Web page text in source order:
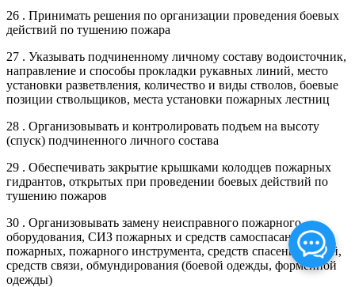
26 . Принимать решения по организации проведения боевых
действий по тушению пожара
27 . Указывать подчиненному личному составу водоисточник,
направление и способы прокладки рукавных линий, место
установки разветвления, количество и виды стволов, боевые
позиции ствольщиков, места установки пожарных лестниц
28 . Организовывать и контролировать подъем на высоту
(спуск) подчиненного личного состава
29 . Обеспечивать закрытие крышками колодцев пожарных
гидрантов, открытых при проведении боевых действий по
тушению пожаров
30 . Организовывать замену неисправного пожарного
оборудования, СИЗ пожарных и средств самоспасания
пожарных, пожарного инструмента, средств спасения людей,
средств связи, обмундирования (боевой одежды, форменной
одежды)